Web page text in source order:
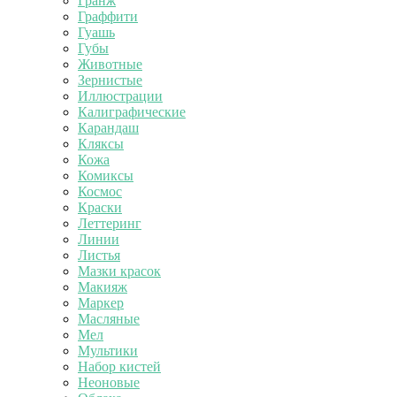
Граффити
Гуашь
Губы
Животные
Зернистые
Иллюстрации
Калиграфические
Карандаш
Кляксы
Кожа
Комиксы
Космос
Краски
Леттеринг
Линии
Листья
Мазки красок
Макияж
Маркер
Масляные
Мел
Мультики
Набор кистей
Неоновые